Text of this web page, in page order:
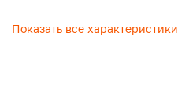
Показать все характеристики